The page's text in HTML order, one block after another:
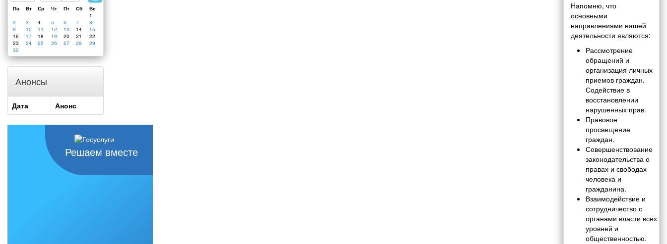
Пн Вт Ср Чт Пт Сб
Вс
1
2
3 4 5 6 7
8
9
10 11 12 13 14
15
16
17 18 19 20 21
22
23
24 25 26 27 28
29
30
Анонсы
Дата Анонс
Решаем вместе
Напомню, что
основными
направлениями нашей
деятельности являются:
Рассмотрение
обращений и
организация личных
приемов граждан.
Содействие в
восстановлении
нарушенных прав.
Правовое
просвещение
граждан.
Совершенствование
законодательства о
правах и свободах
человека и
гражданина.
Взаимодействие и
сотрудничество с
органами власти всех
уровней и
общественностью.